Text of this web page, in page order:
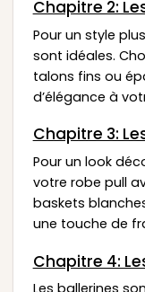
Chapitre 2:
Pour un style
sont idéales.
talons fins ou
d’élégance à
Chapitre 3:
Pour un look
votre robe pull
baskets
une touche de
Chapitre 4: